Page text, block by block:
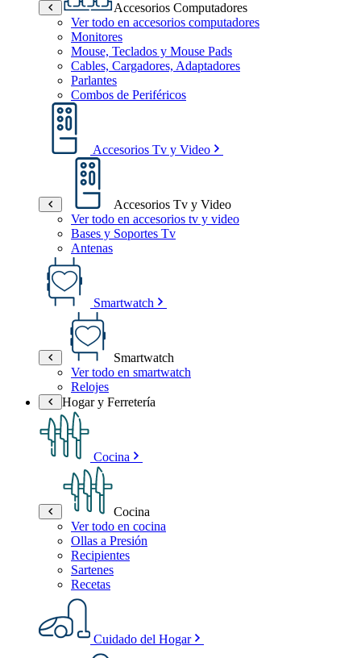
Accesorios Computadores
Ver todo en accesorios computadores
Monitores
Mouse, Teclados y Mouse Pads
Cables, Cargadores, Adaptadores
Parlantes
Combos de Periféricos
Accesorios Tv y Video
Accesorios Tv y Video
Ver todo en accesorios tv y video
Bases y Soportes Tv
Antenas
Smartwatch
Smartwatch
Ver todo en smartwatch
Relojes
Hogar y Ferretería
Cocina
Cocina
Ver todo en cocina
Ollas a Presión
Recipientes
Sartenes
Recetas
Cuidado del Hogar